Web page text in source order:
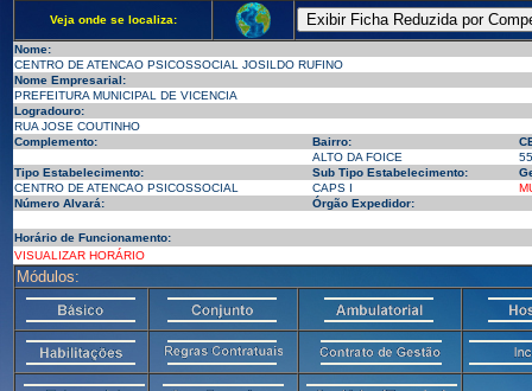
Veja onde se localiza:
Nome:
CENTRO DE ATENCAO PSICOSSOCIAL JOSILDO RUFINO
Nome Empresarial:
PREFEITURA MUNICIPAL DE VICENCIA
Logradouro:
RUA JOSE COUTINHO
Complemento:
Bairro:
ALTO DA FOICE
Tipo Estabelecimento:
Sub Tipo Estabelecimento:
CENTRO DE ATENCAO PSICOSSOCIAL
CAPS I
Número Alvará:
Órgão Expedidor:
Horário de Funcionamento:
VISUALIZAR HORÁRIO
Módulos: